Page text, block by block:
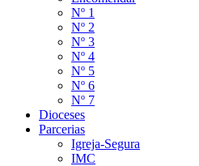
Nº 1
Nº 2
Nº 3
Nº 4
Nº 5
Nº 6
Nº 7
Dioceses
Parcerias
Igreja-Segura
IMC